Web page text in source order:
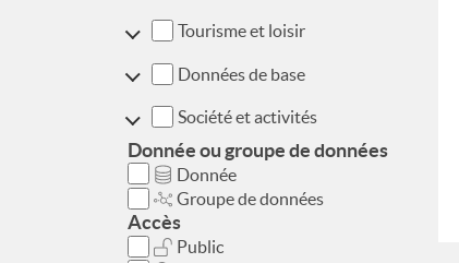
Tourisme et loisir
Données de base
Société et activités
Donnée ou groupe de données
Donnée
Groupe de données
Accès
Public